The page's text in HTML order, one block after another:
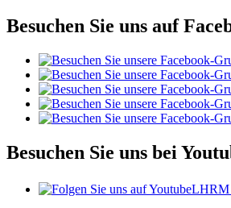
Besuchen Sie uns auf
Besuchen Sie uns bei
LHRM